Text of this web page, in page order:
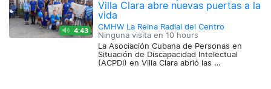
4:43
Villa Clara abre nuevas puertas a la
vida
CMHW La Reina Radial del Centro
Ninguna visita en 10 hours
La Asociación Cubana de Personas en
Situación de Discapacidad Intelectual
(ACPDI) en Villa Clara abrió las …